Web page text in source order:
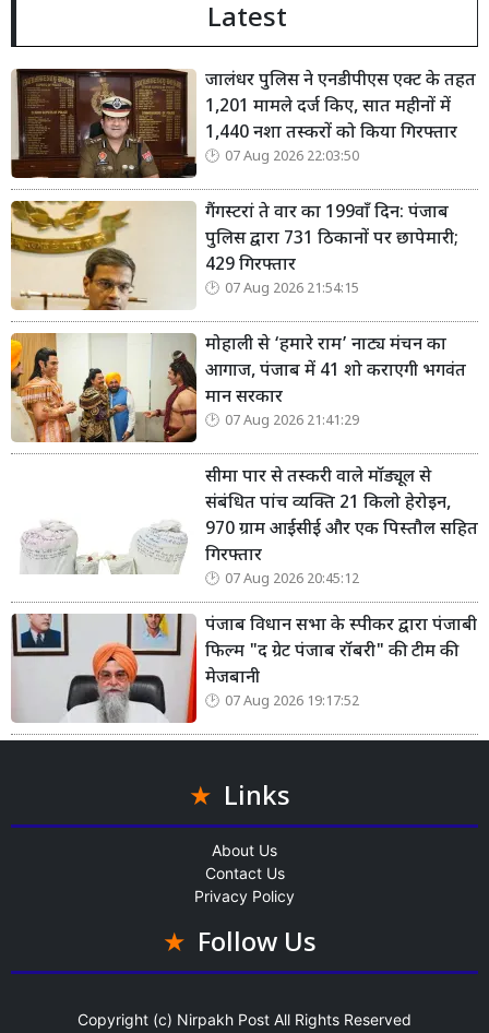
Latest
जालंधर पुलिस ने एनडीपीएस एक्ट के तहत
1,201 मामले दर्ज किए, सात महीनों में
1,440 नशा तस्करों को किया गिरफ्तार
07 Aug 2026 22:03:50
गैंगस्टरां ते वार का 199वाँ दिन: पंजाब
पुलिस द्वारा 731 ठिकानों पर छापेमारी;
429 गिरफ्तार
07 Aug 2026 21:54:15
मोहाली से ‘हमारे राम’ नाट्य मंचन का
आगाज, पंजाब में 41 शो कराएगी भगवंत
मान सरकार
07 Aug 2026 21:41:29
सीमा पार से तस्करी वाले मॉड्यूल से
संबंधित पांच व्यक्ति 21 किलो हेरोइन,
970 ग्राम आईसीई और एक पिस्तौल सहित
गिरफ्तार
07 Aug 2026 20:45:12
पंजाब विधान सभा के स्पीकर द्वारा पंजाबी
फिल्म "द ग्रेट पंजाब रॉबरी" की टीम की
मेजबानी
07 Aug 2026 19:17:52
Links
About Us
Contact Us
Privacy Policy
Follow Us
Copyright (c) Nirpakh Post All Rights Reserved